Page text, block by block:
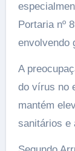
Portaria nº
envolvendo
A
do vírus no
mantém
sanitários e